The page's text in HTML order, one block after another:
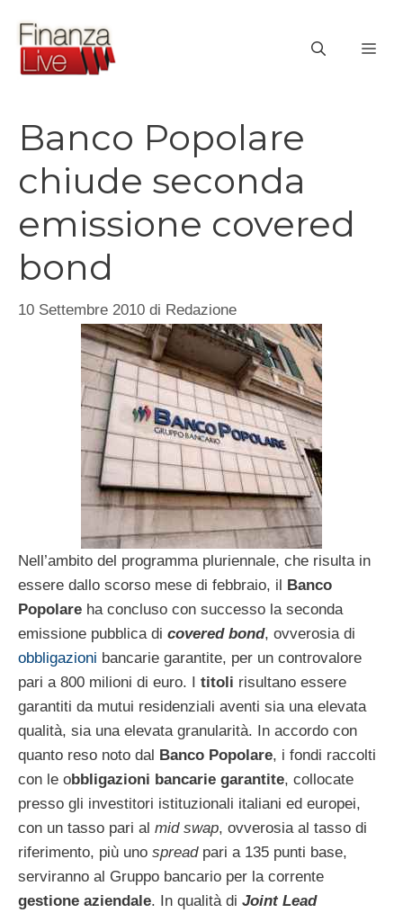
contenuto
Banco Popolare
chiude seconda
emissione covered
bond
10 Settembre 2010 di Redazione
Nell’ambito del programma pluriennale, che risulta in
essere dallo scorso mese di febbraio, il Banco
Popolare ha concluso con successo la seconda
emissione pubblica di covered bond, ovverosia di
obbligazioni bancarie garantite, per un controvalore
pari a 800 milioni di euro. I titoli risultano essere
garantiti da mutui residenziali aventi sia una elevata
qualità, sia una elevata granularità. In accordo con
quanto reso noto dal Banco Popolare, i fondi raccolti
con le obbligazioni bancarie garantite, collocate
presso gli investitori istituzionali italiani ed europei,
con un tasso pari al mid swap, ovverosia al tasso di
riferimento, più uno spreadpari a 135 punti base,
serviranno al Gruppo bancario per la corrente
gestione aziendale. In qualità di Joint Lead